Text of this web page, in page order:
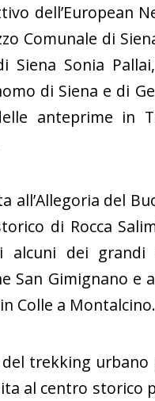
dell’European
Comunale di
Siena Sonia
di Siena e di
anteprime in
all’Allegoria del
di Rocca
alcuni dei
San Gimignano e
Colle a Montalcino.
del trekking
al centro storico